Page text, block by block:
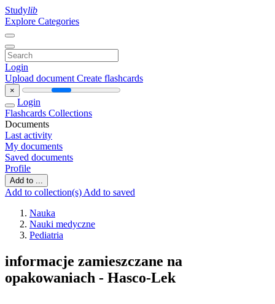
Studylib
Explore Categories
Login
Upload document Create flashcards
×
Login
Flashcards Collections
Documents
Last activity
My documents
Saved documents
Profile
Add to ...
Add to collection(s) Add to saved
Nauka
Nauki medyczne
Pediatria
informacje zamieszczane na
opakowaniach - Hasco-Lek